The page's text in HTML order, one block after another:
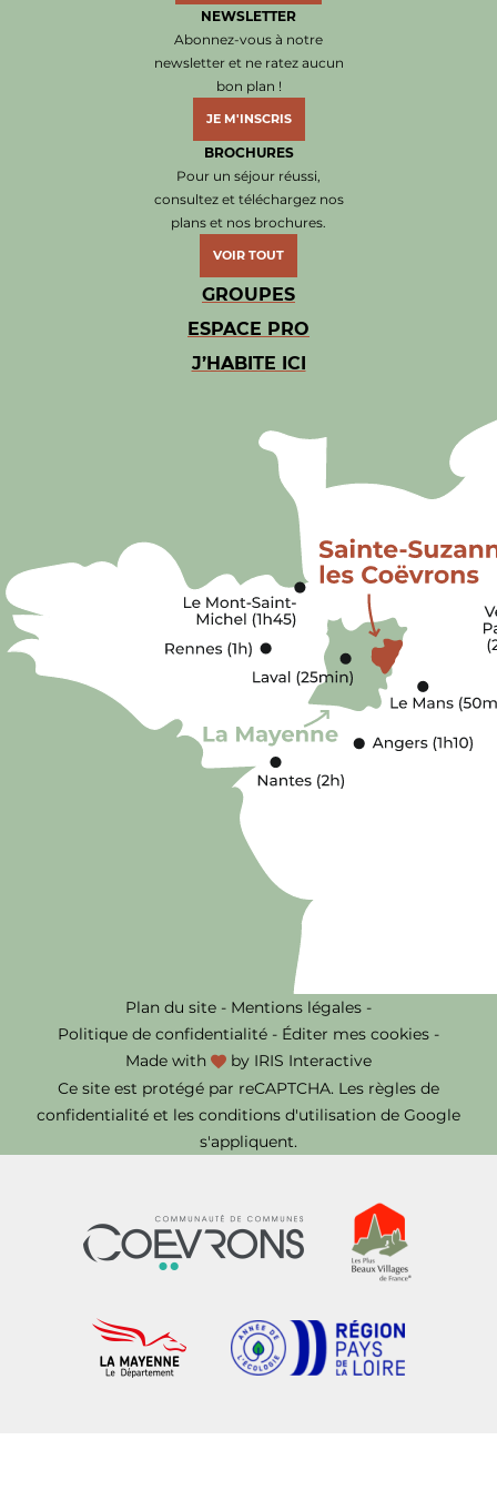
NEWSLETTER
Abonnez-vous à notre
newsletter et ne ratez aucun
bon plan !
JE M'INSCRIS
BROCHURES
Pour un séjour réussi,
consultez et téléchargez nos
plans et nos brochures.
VOIR TOUT
GROUPES
ESPACE PRO
J’HABITE ICI
Plan du site - Mentions légales -
Politique de confidentialité - Éditer mes cookies -
Made with
by IRIS Interactive
Ce site est protégé par reCAPTCHA. Les règles de
confidentialité et les conditions d'utilisation de Google
s'appliquent.